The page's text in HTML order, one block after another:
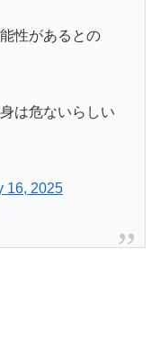
性があるとの
は危ないらしい
16, 2025